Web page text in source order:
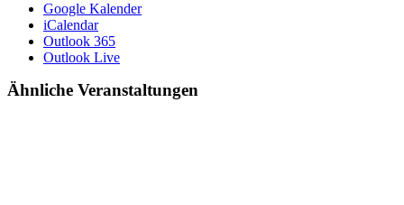
Google Kalender
iCalendar
Outlook 365
Outlook Live
Ähnliche Veranstaltungen